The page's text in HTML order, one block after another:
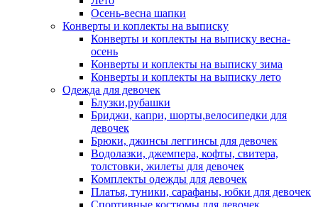
Осень-весна шапки
Конверты и коплекты на выписку
Конверты и коплекты на выписку весна-
осень
Конверты и коплекты на выписку зима
Конверты и коплекты на выписку лето
Одежда для девочек
Блузки,рубашки
Бриджи, капри, шорты,велосипедки для
девочек
Брюки, джинсы леггинсы для девочек
Водолазки, джемпера, кофты, свитера,
толстовки, жилеты для девочек
Комплекты одежды для девочек
Платья, туники, сарафаны, юбки для девочек
Спортивные костюмы для девочек